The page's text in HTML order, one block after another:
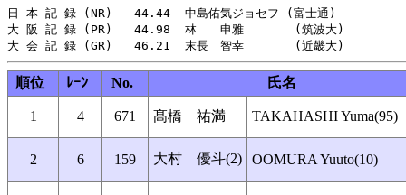
日 本 記 録 (NR)   44.44  中島佑気ジョセフ (富士通)　
大 阪 記 録 (PR)   44.98  林　　申雅       (筑波大)
順位 ﾚｰﾝ No. 氏名
1 4 671 髙橋 祐満 TAKAHASHI Yuma(95)
2 6 159 大村 優斗(2) OOMURA Yuuto(10)